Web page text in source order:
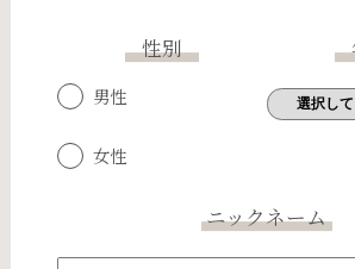
性別
男性
女性
ニックネーム